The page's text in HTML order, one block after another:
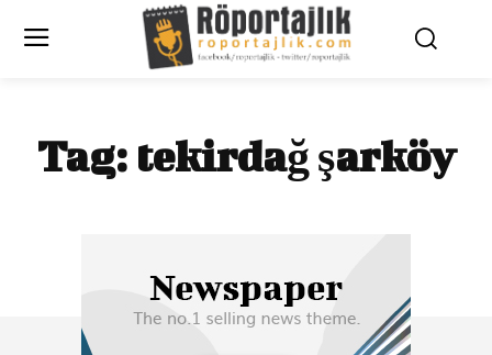
Tag: tekirdağ şarköy